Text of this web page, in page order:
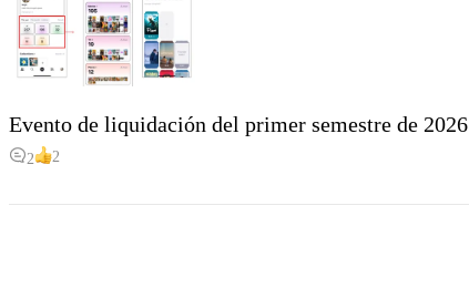
Evento de liquidación del primer semestre de 2026
2 2